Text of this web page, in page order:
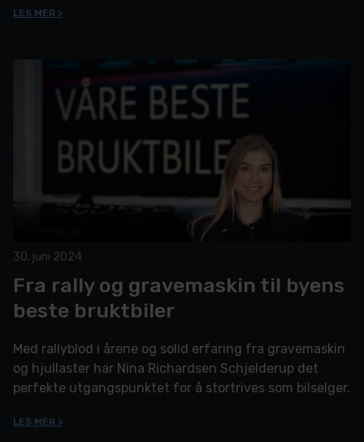
LES MER >
30. juni 2024
Fra rally og gravemaskin til byens
beste bruktbiler
Med rallyblod i årene og solid erfaring fra gravemaskin
og hjullaster har Nina Richardsen Schjelderup det
perfekte utgangspunktet for å stortrives som bilselger.
LES MER >